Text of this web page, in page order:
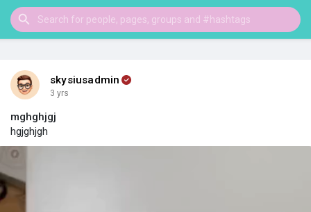
skysiusadmin
3 yrs
mghghjgj
hgjghjgh